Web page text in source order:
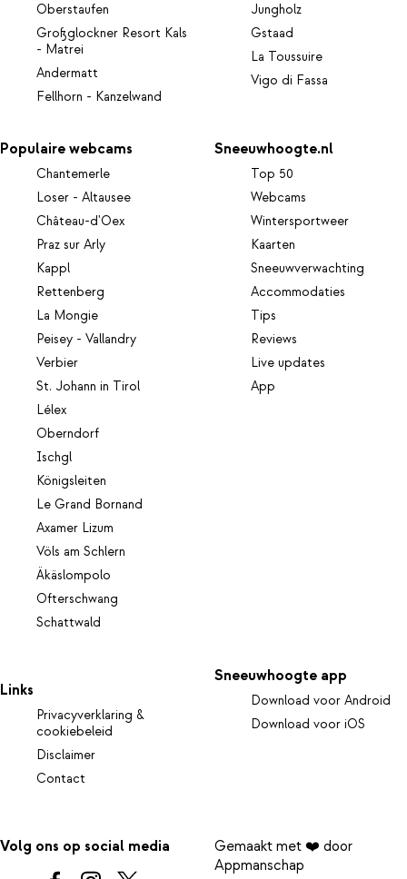
Oberstaufen
Großglockner Resort Kals
- Matrei
Andermatt
Fellhorn - Kanzelwand
Jungholz
Gstaad
La Toussuire
Vigo di Fassa
Populaire webcams
Chantemerle
Loser - Altausee
Château-d'Oex
Praz sur Arly
Kappl
Rettenberg
La Mongie
Peisey - Vallandry
Verbier
St. Johann in Tirol
Lélex
Oberndorf
Ischgl
Königsleiten
Le Grand Bornand
Axamer Lizum
Völs am Schlern
Äkäslompolo
Ofterschwang
Schattwald
Sneeuwhoogte.nl
Top 50
Webcams
Wintersportweer
Kaarten
Sneeuwverwachting
Accommodaties
Tips
Reviews
Live updates
App
Links
Privacyverklaring &
cookiebeleid
Disclaimer
Contact
Sneeuwhoogte app
Download voor Android
Download voor iOS
Volg ons op social media
Gemaakt met ❤️ door
Appmanschap